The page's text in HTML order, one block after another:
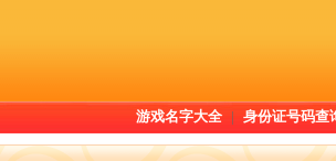
游戏名字大全 | 身份证号码查